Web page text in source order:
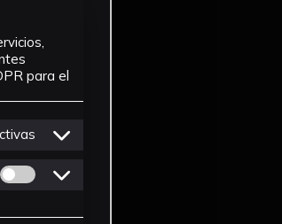
para el
Permitir cookies de Personalizacion